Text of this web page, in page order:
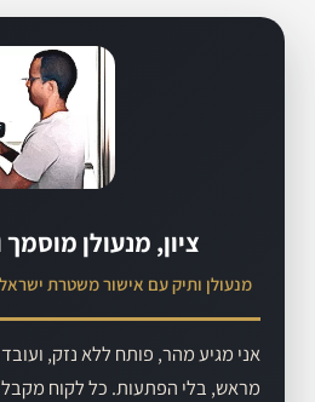
ציון, מנעולן
מנעולן ותיק עם אישור משטרת
אני מגיע מהר, פותח ללא נזק,
מראש, בלי הפתעות. כל לקוח מקבל